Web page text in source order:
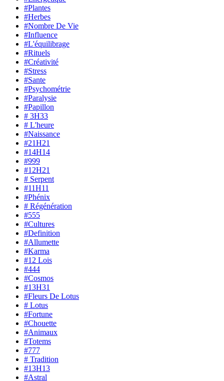
#Plantes
#Herbes
#Nombre De Vie
#Influence
#L'équilibrage
#Rituels
#Créativité
#Stress
#Sante
#Psychométrie
#Paralysie
#Papillon
# 3H33
# L'heure
#Naissance
#21H21
#14H14
#999
#12H21
# Serpent
#11H11
#Phénix
# Régénération
#555
#Cultures
#Definition
#Allumette
#Karma
#12 Lois
#444
#Cosmos
#13H31
#Fleurs De Lotus
# Lotus
#Fortune
#Chouette
#Animaux
#Totems
#777
# Tradition
#13H13
#Astral